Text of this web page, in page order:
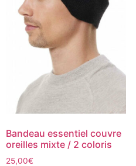
Bandeau essentiel couvre
oreilles mixte / 2 coloris
25,00€